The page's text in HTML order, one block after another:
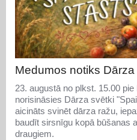
Medumos notiks
23. augustā no plkst. 15.00
norisināsies Dārza svētki
aicināts svinēt dārza ražu,
baudīt sirsnīgu kopā būšanas
draugiem.